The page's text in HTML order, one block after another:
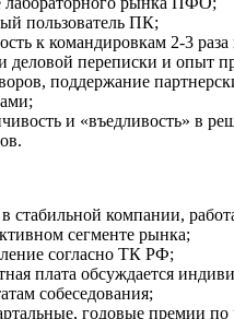
пользователь ПК;
к командировкам 2-3 раза
деловой переписки и опыт
поддержание
и «въедливость» в
в стабильной компании,
сегменте рынка;
согласно ТК РФ;
плата обсуждается
собеседования;
годовые премии по